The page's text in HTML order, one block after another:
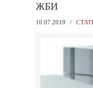
ЖБИ
10.07.2019 /